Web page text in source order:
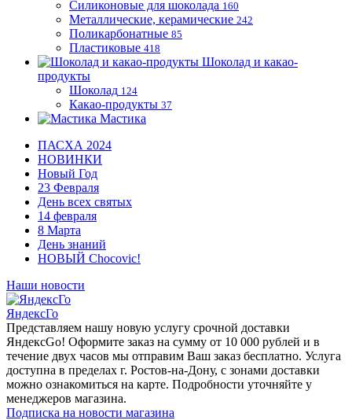
Силиконовые для шоколада 160
Металлические, керамические 242
Поликарбонатные 85
Пластиковые 418
Шоколад и какао-
продукты
Шоколад 124
Какао-продукты 37
Мастика
ПАСХА 2024
НОВИНКИ
Новый Год
23 Февраля
День всех святых
14 февраля
8 Марта
День знаний
НОВЫЙ Chocovic!
Наши новости
ЯндексГо
Представляем нашу новую услугу срочной доставки
ЯндексGo! Оформите заказ на сумму от 10 000 рублей и в
течение двух часов мы отправим Ваш заказ бесплатно. Услуга
доступна в пределах г. Ростов-на-Дону, с зонами доставки
можно ознакомиться на карте. Подробности уточняйте у
менеджеров магазина.
Подписка на новости магазина